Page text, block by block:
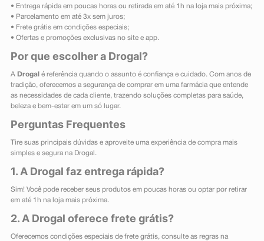
• Entrega rápida em poucas horas ou retirada em até 1h na loja mais próxima;
• Parcelamento em até 3x sem juros;
• Frete grátis em condições especiais;
• Ofertas e promoções exclusivas no site e app.
Por que escolher a Drogal?
A Drogal é referência quando o assunto é confiança e cuidado. Com anos de
tradição, oferecemos a segurança de comprar em uma farmácia que entende
as necessidades de cada cliente, trazendo soluções completas para saúde,
beleza e bem-estar em um só lugar.
Perguntas Frequentes
Tire suas principais dúvidas e aproveite uma experiência de compra mais
simples e segura na Drogal.
1. A Drogal faz entrega rápida?
Sim! Você pode receber seus produtos em poucas horas ou optar por retirar
em até 1h na loja mais próxima.
2. A Drogal oferece frete grátis?
Oferecemos condições especiais de frete grátis, consulte as regras na